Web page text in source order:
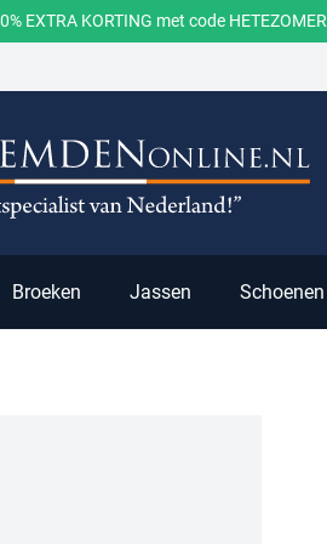
EXTRA KORTING met code HETEZOMER
Broeken Jassen Schoenen